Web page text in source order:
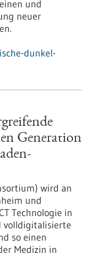
und
neuer
dunkel-
Generation
wird an
und
Technologie in
volldigitalisierte
so einen
Medizin in